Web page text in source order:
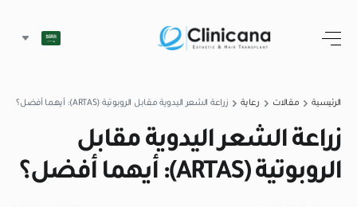
الرئيسية مقالات رعاية زراعة الشعر اليدوية مقابل الروبوتية (ARTAS): أيهما أفضل؟
زراعة الشعر اليدوية مقابل
الروبوتية (ARTAS): أيهما أفضل؟